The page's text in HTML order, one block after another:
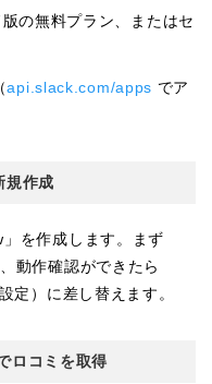
の無料プラン、またはセ
api.slack.com/apps でア
規作成
を作成します。まず
動作確認ができたら
定）に差し替えます。
ロコミを取得